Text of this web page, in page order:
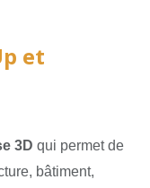
et
3D qui permet de
bâtiment,